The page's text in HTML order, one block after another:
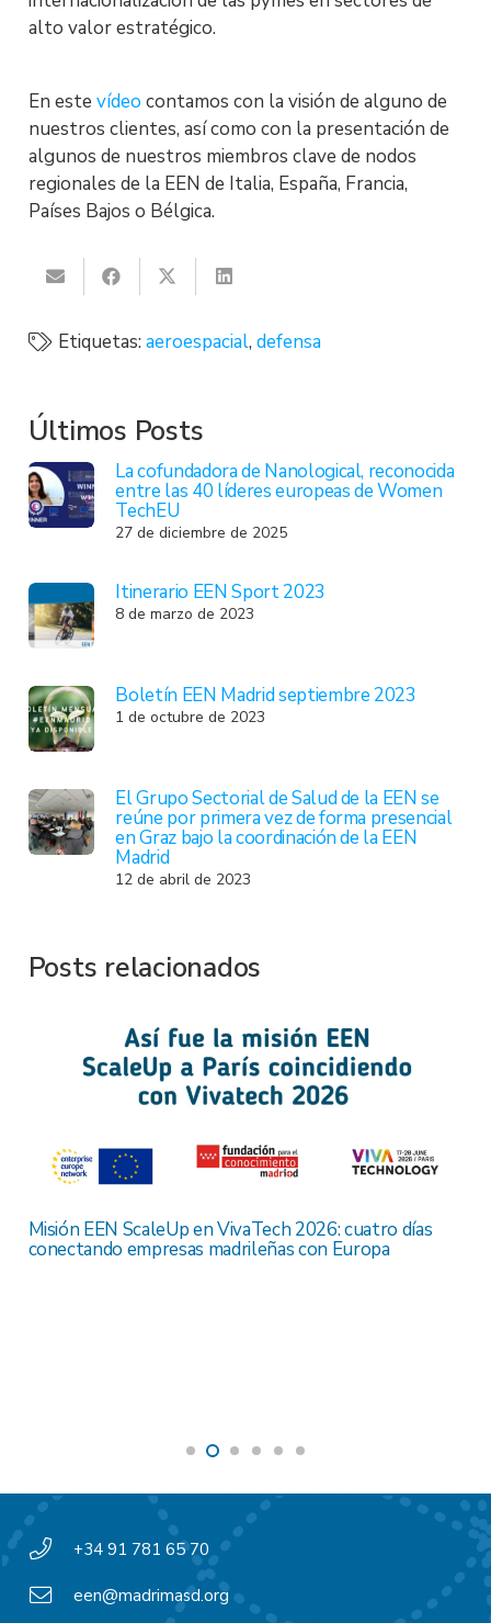
alto valor estratégico.
En este vídeo contamos con la visión de alguno de
nuestros clientes, así como con la presentación de
algunos de nuestros miembros clave de nodos
regionales de la EEN de Italia, España, Francia,
Países Bajos o Bélgica.
Etiquetas:aeroespacial,defensa
Últimos Posts
La cofundadora de Nanological, reconocida
entre las 40 líderes europeas de Women
TechEU
27 de diciembre de 2025
Itinerario EEN Sport 2023
8 de marzo de 2023
Boletín EEN Madrid septiembre 2023
1 de octubre de 2023
El Grupo Sectorial de Salud de la EEN se
reúne por primera vez de forma presencial
en Graz bajo la coordinación de la EEN
Madrid
12 de abril de 2023
Posts relacionados
Misión EEN ScaleUp en VivaTech 2026: cuatro días
conectando empresas madrileñas con Europa
+34 91 781 65 70
een@madrimasd.org